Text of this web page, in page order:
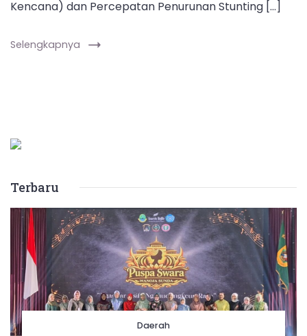
Kencana) dan Percepatan Penurunan Stunting […]
Selengkapnya
Terbaru
Daerah